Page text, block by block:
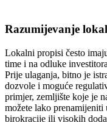
Razumijevanje
Lokalni propisi često
time i na odluke
Prije ulaganja, bitno je
dozvole i moguće
primjer, zemljište koje je
možete lako prenamijeniti
birokracije ili visokih